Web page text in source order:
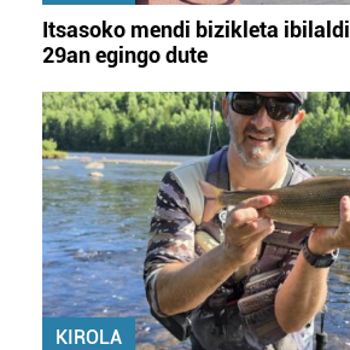
Itsasoko mendi bizikleta
29an egingo dute
KIROLA